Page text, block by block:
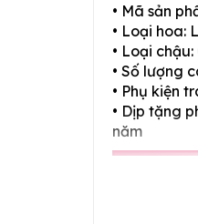
• Mã sản
• Loại hoa:
• Loại
• Số lượng
• Phụ kiện
• Dịp tặng
năm